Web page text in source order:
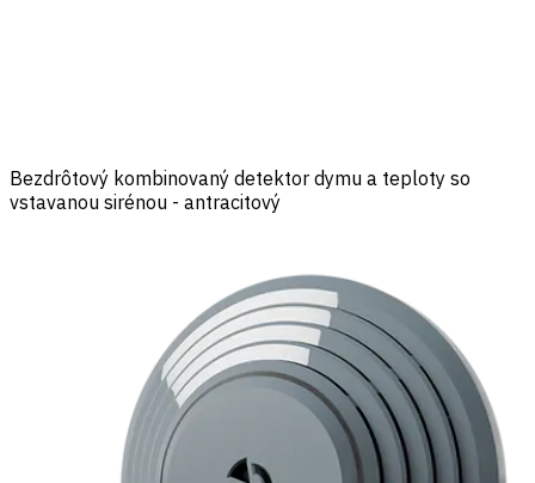
Bezdrôtový kombinovaný detektor dymu a teploty so
vstavanou sirénou - antracitový